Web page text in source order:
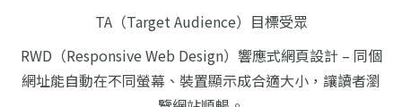
TA（Target Audience）目標受眾
RWD（Responsive Web Design）響應式網頁設計 – 同個
網址能自動在不同螢幕、裝置顯示成合適大小，讓讀者瀏